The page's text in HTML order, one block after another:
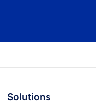
Solutions